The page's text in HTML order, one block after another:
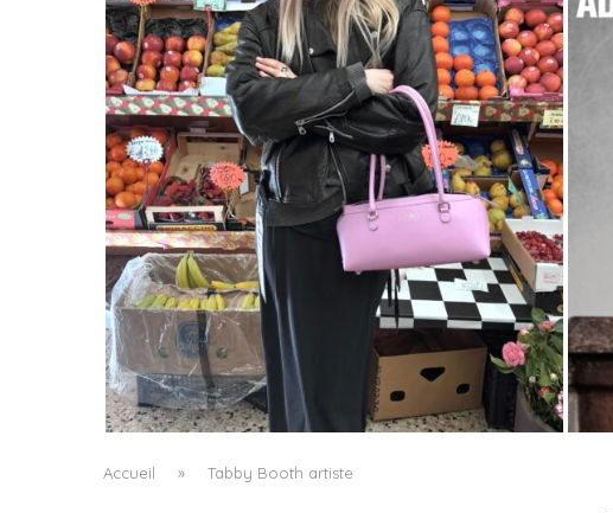
LE BAULETTO DE MM6 MAISON MARGIELA, OU
LA GÉOMÉTRIE COMME SEUL ORNEMENT
by Pascal Iakovou
Accueil » Tabby Booth artiste